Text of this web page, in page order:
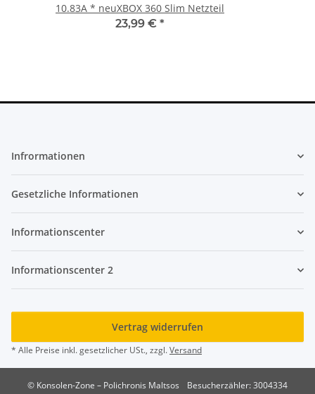
10.83A * neuXBOX 360 Slim Netzteil
23,99 € *
Infrormationen
Gesetzliche Informationen
Informationscenter
Informationscenter 2
Vertrag widerrufen
* Alle Preise inkl. gesetzlicher USt., zzgl.Versand
© Konsolen-Zone – Polichronis Maltsos
Besucherzähler: 3004334